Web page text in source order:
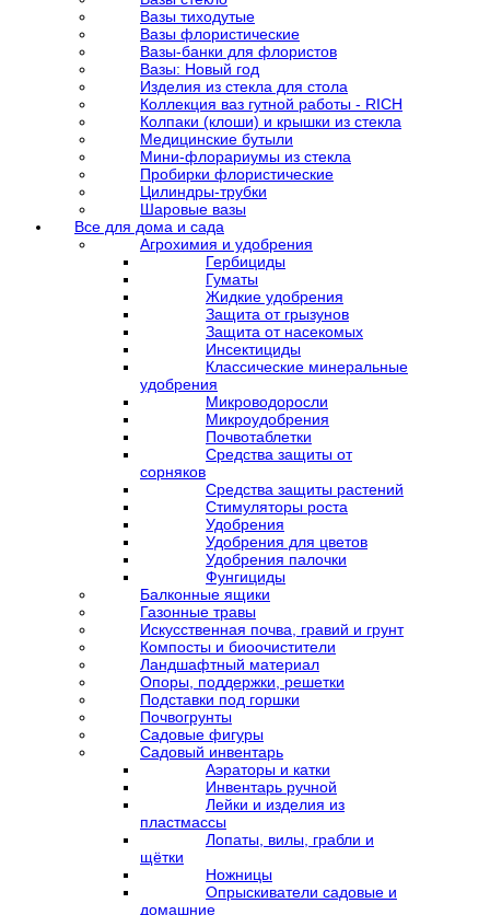
Вазы тиходутые
Вазы флористические
Вазы-банки для флористов
Вазы: Новый год
Изделия из стекла для стола
Коллекция ваз гутной работы - RICH
Колпаки (клоши) и крышки из стекла
Медицинские бутыли
Мини-флорариумы из стекла
Пробирки флористические
Цилиндры-трубки
Шаровые вазы
Все для дома и сада
Агрохимия и удобрения
Гербициды
Гуматы
Жидкие удобрения
Защита от грызунов
Защита от насекомых
Инсектициды
Классические минеральные
удобрения
Микроводоросли
Микроудобрения
Почвотаблетки
Средства защиты от
сорняков
Средства защиты растений
Стимуляторы роста
Удобрения
Удобрения для цветов
Удобрения палочки
Фунгициды
Балконные ящики
Газонные травы
Искусственная почва, гравий и грунт
Компосты и биоочистители
Ландшафтный материал
Опоры, поддержки, решетки
Подставки под горшки
Почвогрунты
Садовые фигуры
Садовый инвентарь
Аэраторы и катки
Инвентарь ручной
Лейки и изделия из
пластмассы
Лопаты, вилы, грабли и
щётки
Ножницы
Опрыскиватели садовые и
домашние